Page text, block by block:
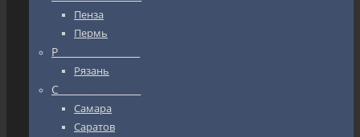
Пенза
Пермь
Р_________________
Рязань
С_________________
Самара
Саратов